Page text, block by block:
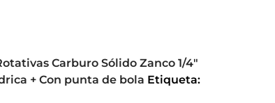
Carburo Sólido Zanco 1/4"
+ Con punta de bola Etiqueta: